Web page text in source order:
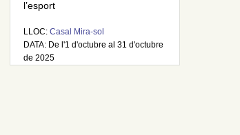
l’esport
LLOC: Casal Mira-sol
DATA: De l'1 d'octubre al 31 d'octubre
de 2025